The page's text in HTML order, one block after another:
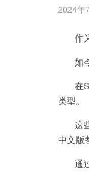
2024年
作为
如今
在
类型。
这些
中文版
通过